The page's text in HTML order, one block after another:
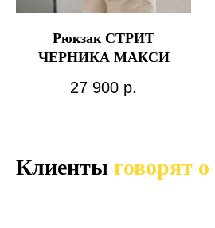
Рюкзак СТРИТ
ЧЕРНИКА МАКСИ
27 900 р.
Клиенты говорят о